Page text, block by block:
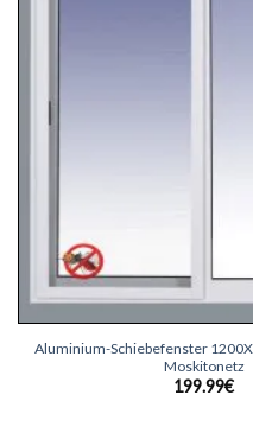
+
Aluminium-Schiebefenster
Moskitonetz
199.99€